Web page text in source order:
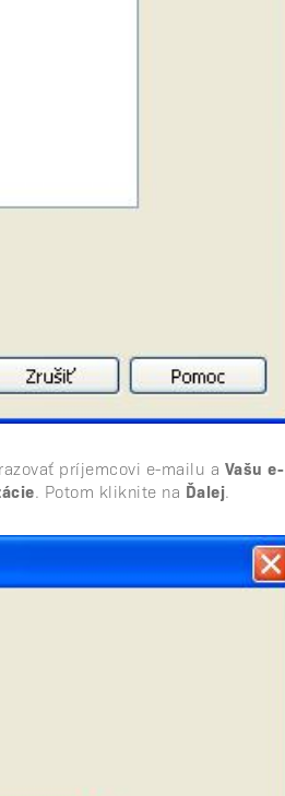
príjemcovi e-mailu a Vašu e-
. Potom kliknite na Ďalej.